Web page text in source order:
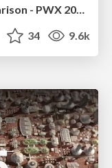
Java REST API Framework Comparison - PWX 2021
34 9.6k